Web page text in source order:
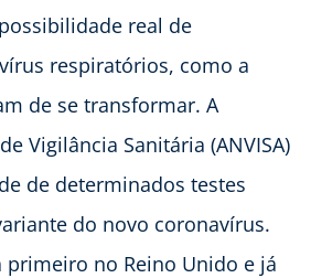
real de
respiratórios, como a
de se transformar. A
Vigilância Sanitária (ANVISA)
de determinados testes
do novo coronavírus.
primeiro no Reino Unido e já